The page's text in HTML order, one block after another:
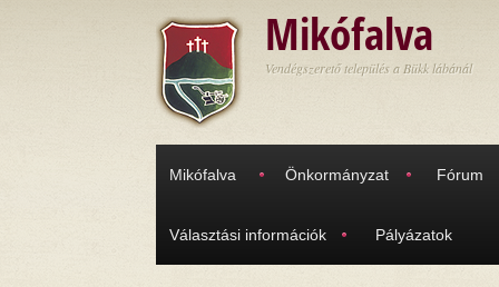
Mikófalva
Vendégszerető település a Bükk lábánál
Mikófalva Önkormányzat Fórum
Választási információk Pályázatok